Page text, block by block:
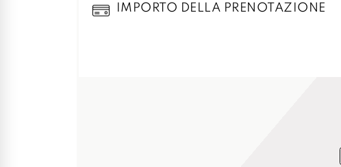
IMPORTO DELLA PRENOTAZIONE